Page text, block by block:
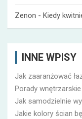
Zenon - Kiedy
INNE WPISY
Jak zaaranżować
Porady
Jak samodzielnie
Jakie kolory ścian